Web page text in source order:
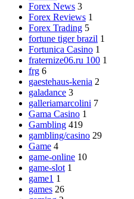
Forex News 3
Forex Reviews 1
Forex Trading 5
fortune tiger brazil 1
Fortunica Casino 1
fraternize06.ru 100 1
frg 6
gaestehaus-kenia 2
galadance 3
galleriamarcolini 7
Gama Casino 1
Gambling 419
gambling/casino 29
Game 4
game-online 10
game-slot 1
game1 1
games 26